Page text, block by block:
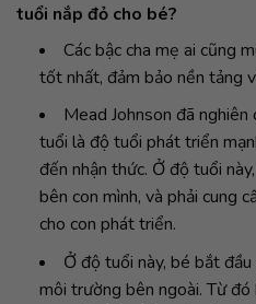
tuổi nắp đỏ cho bé?
Các bậc cha mẹ ai cũng
tốt nhất, đảm bảo nền tảng
Mead Johnson đã
tuổi là độ tuổi phát triển
đến nhận thức. Ở độ tuổi
bên con mình, và phải cung
cho con phát triển.
Ở độ tuổi này, bé bắt
môi trường bên ngoài. Từ